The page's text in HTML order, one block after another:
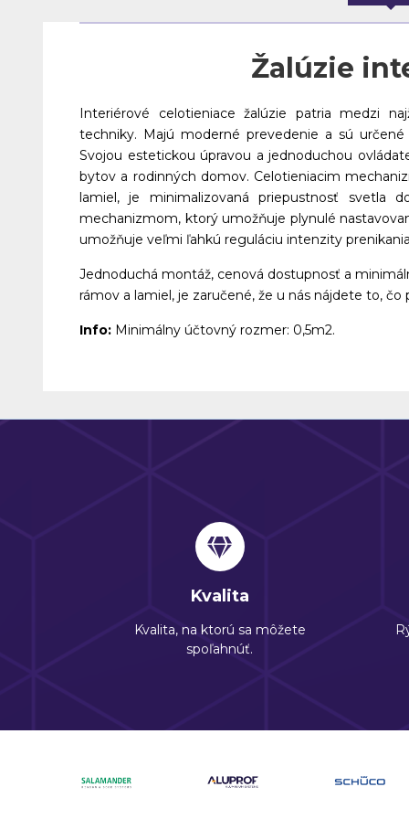
Žalúzie
Interiérové celotieniace žalúzie patria medzi
techniky. Majú moderné prevedenie a sú
Svojou estetickou úpravou a jednoduchou
bytov a rodinných domov. Celotieniacim
lamiel, je minimalizovaná priepustnosť svetla
mechanizmom, ktorý umožňuje plynulé
umožňuje veľmi ľahkú reguláciu intenzity
Jednoduchá montáž, cenová dostupnosť a
rámov a lamiel, je zaručené, že u nás nájdete to,
Info: Minimálny účtovný rozmer: 0,5m2.
Kvalita
Kvalita, na ktorú sa môžete
spoľahnúť.